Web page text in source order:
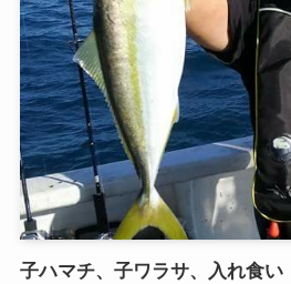
子ハマチ、子ワラサ、入れ食